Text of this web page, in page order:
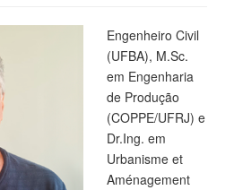
Engenheiro Civil
(UFBA), M.Sc.
em Engenharia
de Produção
(COPPE/UFRJ) e
Dr.Ing. em
Urbanisme et
Aménagement